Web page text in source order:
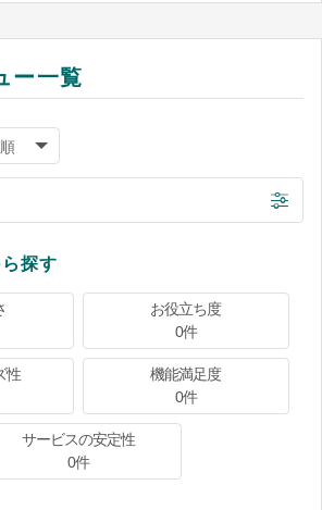
ー一覧
探す
お役立ち度
0件
性
機能満足度
0件
サービスの安定性
0件